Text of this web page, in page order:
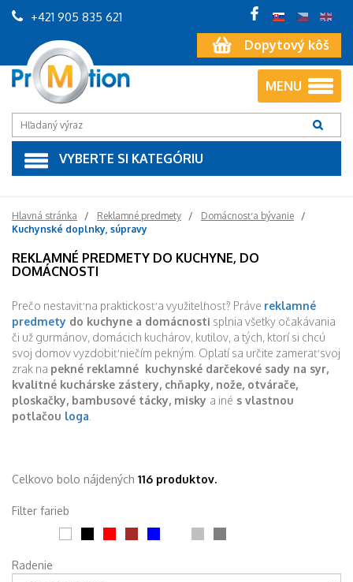
Dopytový kôš
+421 905 835 621
MENU
VYBERTE SI KATEGÓRIU
Hlavná stránka Reklamné predmety
Domácnosť a bývanie
Kuchynské doplnky, súpravy
REKLAMNÉ PREDMETY DO KUCHYNE, DO
DOMÁCNOSTI
Prečo nestaviť na praktickosť a využiteľnosť? Práve reklamné
predmety do kuchyne a domácnosti splnia všetky očakávania
či už gurmánov, domácich kuchárov, kutilov, a tých, ktorí si chcú
svoj domov vyzdobiť niečím pekným. Oplatí sa určite zamerať svoj
zrak na pekné reklamné kuchynské darčekové sady na syr,
kvalitné kuchárske zástery, chňapky, nože, otvárače,
ploskačky, bambusové tácky, misky a iné s vlastnou
potlačou loga
Celkovo bolo nájdených 116 produktov.
Filter farieb
Radenie